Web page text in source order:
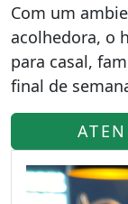
Com um
acolhedora, o
para casal,
final de